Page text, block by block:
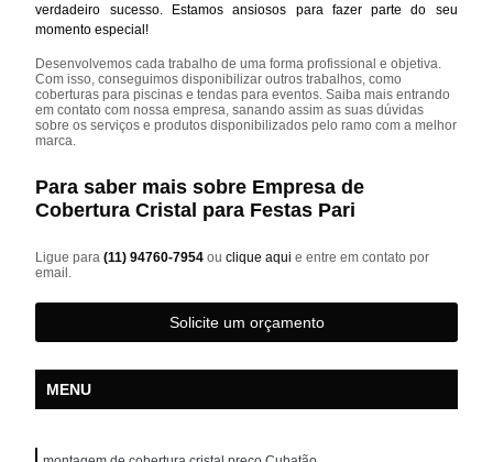
verdadeiro sucesso. Estamos ansiosos para fazer parte do seu
momento especial!
Desenvolvemos cada trabalho de uma forma profissional e objetiva.
Com isso, conseguimos disponibilizar outros trabalhos, como
coberturas para piscinas e tendas para eventos. Saiba mais entrando
em contato com nossa empresa, sanando assim as suas dúvidas
sobre os serviços e produtos disponibilizados pelo ramo com a melhor
marca.
Para saber mais sobre Empresa de
Cobertura Cristal para Festas Pari
Ligue para(11) 94760-7954ouclique aqui e entre em contato por
email.
Solicite um orçamento
MENU